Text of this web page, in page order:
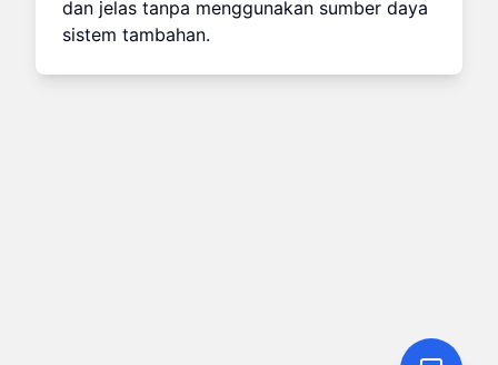
dan jelas tanpa menggunakan sumber daya
sistem tambahan.